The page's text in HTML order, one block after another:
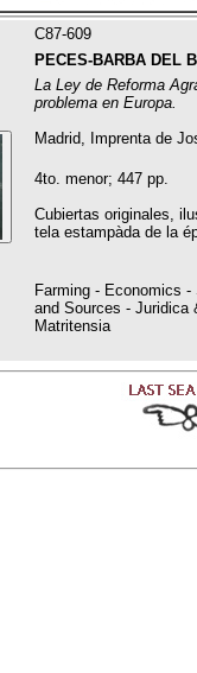
C87-609
PECES-BARBA DEL
La Ley de Reforma
problema en Europa.
Madrid, Imprenta de
4to. menor; 447 pp.
Cubiertas originales,
tela estampàda de la
Farming - Economics
and Sources - Juridica
Matritensia